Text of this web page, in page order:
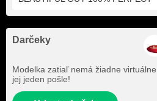
Darčeky
Modelka zatiaľ nemá žiadne
jej jeden pošle!